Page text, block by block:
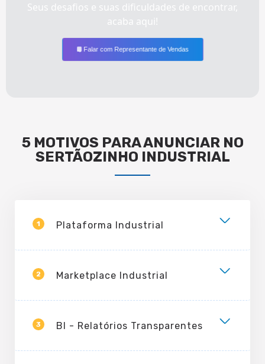
Seus desafios e suas dificuldades de encontrar,
acaba aqui!
Falar com Representante de Vendas
5 MOTIVOS PARA ANUNCIAR NO
SERTÃOZINHO INDUSTRIAL
1 Plataforma Industrial
2 Marketplace Industrial
3 BI - Relatórios Transparentes